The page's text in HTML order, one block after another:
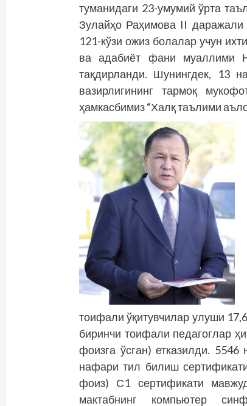
туманидаги 23-умумий ўрта
Зулайҳо Раҳимова II даражали
121-кўзи ожиз болалар учун
ва адабиёт фани муаллими
тақдирланди. Шунингдек, 13
вазирлигининг тармоқ
ҳамкасбимиз “Халқ таълими
тоифали ўқитувчилар улуши
биринчи тоифали педагоглар
фоизга ўсган) етказилди.
нафари тил билиш
фоиз) С1 сертификати
мактабнинг компьютер